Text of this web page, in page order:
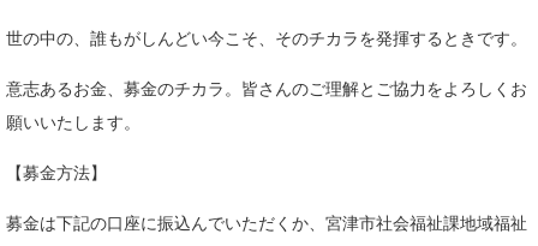
世の中の、誰もがしんどい今こそ、そのチカラを発揮するときです。
意志あるお金、募金のチカラ。皆さんのご理解とご協力をよろしくお
願いいたします。
【募金方法】
募金は下記の口座に振込んでいただくか、宮津市社会福祉課地域福祉